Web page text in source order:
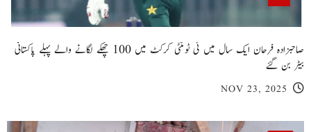
صاحبزادہ فرحان ایک سال میں ٹی ٹوئنٹی کرکٹ میں 100 چھکے لگانے والے پہلے پاکستانی
بیٹر بن گئے
NOV 23, 2025